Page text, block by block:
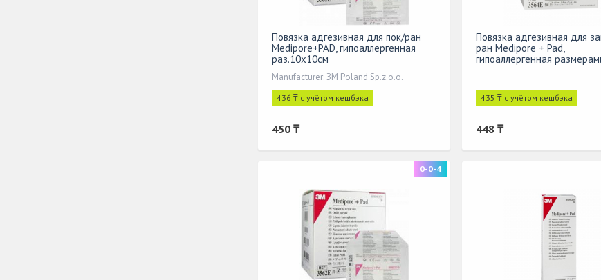
Повязка адгезивная для пок/ран
Medipore+PAD, гипоаллергенная
раз.10х10см
Manufacturer: ЗМ Poland Sp.z.o.o.
436 ₸ с учётом кешбэка
450 ₸
Повязка адгезивная для
ран Medipore + Pad,
гипоаллергенная
435 ₸ с учётом кешбэка
448 ₸
0-0-4